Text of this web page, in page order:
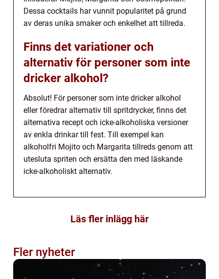
Dessa cocktails har vunnit popularitet på grund
av deras unika smaker och enkelhet att tillreda.
Finns det variationer och
alternativ för personer som inte
dricker alkohol?
Absolut! För personer som inte dricker alkohol
eller föredrar alternativ till spritdrycker, finns det
alternativa recept och icke-alkoholiska versioner
av enkla drinkar till fest. Till exempel kan
alkoholfri Mojito och Margarita tillreds genom att
utesluta spriten och ersätta den med läskande
icke-alkoholiskt alternativ.
Läs fler inlägg här
Fler nyheter